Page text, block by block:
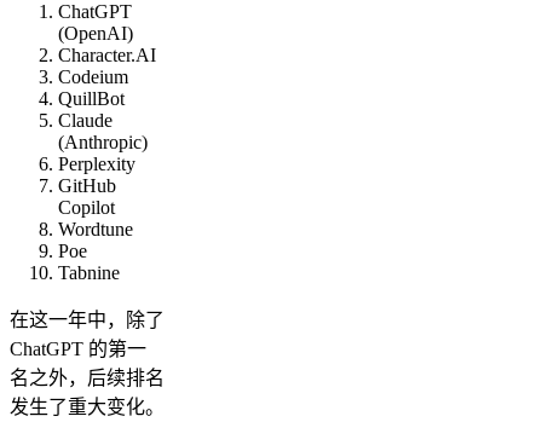
ChatGPT
(OpenAI)
Character.AI
Codeium
QuillBot
Claude
(Anthropic)
Perplexity
GitHub
Copilot
Wordtune
Poe
Tabnine
在这一年中，除了
ChatGPT 的第一
名之外，后续排名
发生了重大变化。